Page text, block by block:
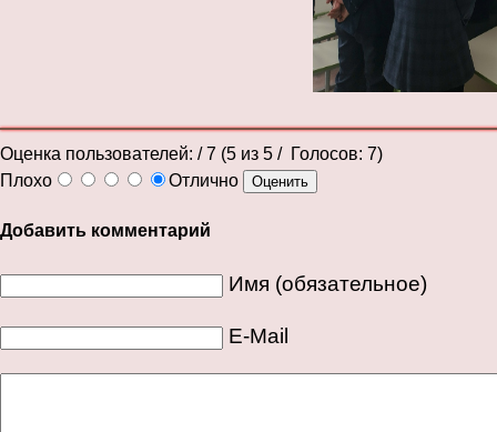
Оценка пользователей: / 7 (5 из 5 / Голосов: 7)
Плохо
Отлично
Добавить комментарий
Имя (обязательное)
E-Mail